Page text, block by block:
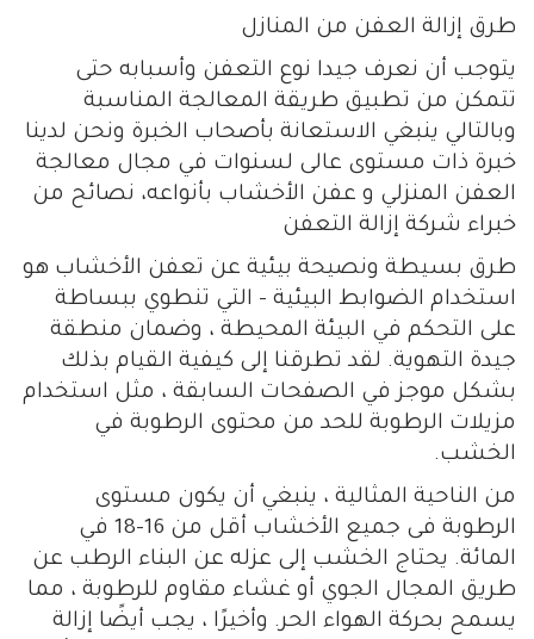
طرق إزالة العفن من المنازل
يتوجب أن نعرف جيدا نوع التعفن وأسبابه حتى
تتمكن من تطبيق طريقة المعالجة المناسبة
وبالتالي ينبغي الاستعانة بأصحاب الخبرة ونحن لدينا
خبرة ذات مستوى عالى لسنوات في مجال معالجة
العفن المنزلي و عفن الأخشاب بأنواعه، نصائح من
خبراء شركة إزالة التعفن
طرق بسيطة ونصيحة بيئية عن تعفن الأخشاب هو
استخدام الضوابط البيئية – التي تنطوي ببساطة
على التحكم في البيئة المحيطة ، وضمان منطقة
جيدة التهوية. لقد تطرقنا إلى كيفية القيام بذلك
بشكل موجز في الصفحات السابقة ، مثل استخدام
مزيلات الرطوبة للحد من محتوى الرطوبة في
الخشب.
من الناحية المثالية ، ينبغي أن يكون مستوى
الرطوبة فى جميع الأخشاب أقل من 16-18 في
المائة. يحتاج الخشب إلى عزله عن البناء الرطب عن
طريق المجال الجوي أو غشاء مقاوم للرطوبة ، مما
يسمح بحركة الهواء الحر. وأخيرًا ، يجب أيضًا إزالة